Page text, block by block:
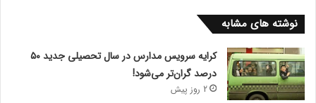
نوشته های مشابه
کرایه سرویس مدارس در سال تحصیلی جدید ۵۰
درصد گران‌تر می‌شود!
2 روز پیش